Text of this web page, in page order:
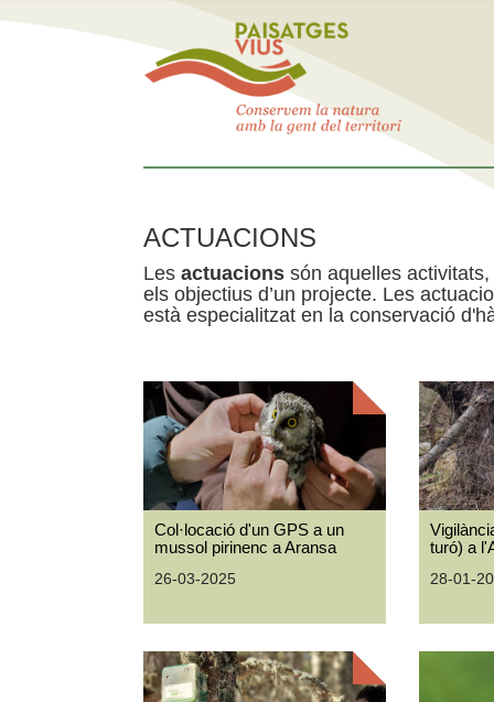
ACTUACIONS
Les actuacions són aquelles
els objectius d’un projecte. Les
està especialitzat en la conservació
Col·locació d'un GPS a un
mussol pirinenc a Aransa
26-03-2025
turó) a
28-01-